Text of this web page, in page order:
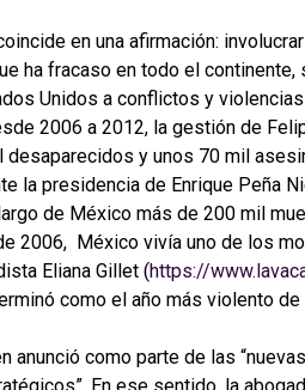
en una afirmación:
ha fracaso en todo el
Unidos a conflictos y
2006 a 2012, la gestión de
desaparecidos y unos 70 mil
la presidencia de Enrique Peña
de México más de 200 mil
2006, México vivía uno de los
Eliana Gillet (https://
como el año más violento
anunció como parte de las